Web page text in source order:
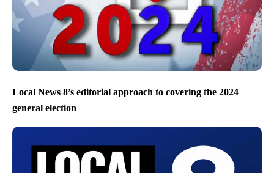
Local News 8’s editorial approach to covering the 2024
general election